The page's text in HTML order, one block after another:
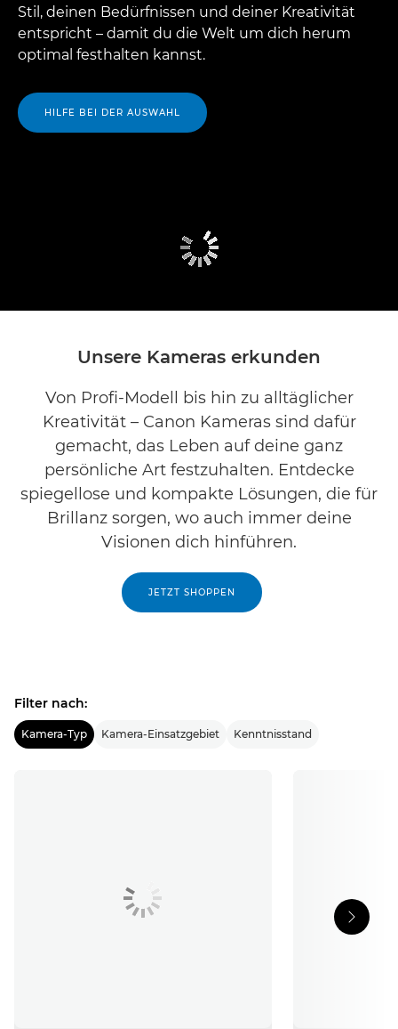
Stil, deinen Bedürfnissen und deiner Kreativität
entspricht – damit du die Welt um dich herum
optimal festhalten kannst.
HILFE BEI DER AUSWAHL
Unsere Kameras erkunden
Von Profi-Modell bis hin zu alltäglicher
Kreativität – Canon Kameras sind dafür
gemacht, das Leben auf deine ganz
persönliche Art festzuhalten. Entdecke
spiegellose und kompakte Lösungen, die für
Brillanz sorgen, wo auch immer deine
Visionen dich hinführen.
JETZT SHOPPEN
Filter nach:
Kamera-Typ Kamera-Einsatzgebiet Kenntnisstand